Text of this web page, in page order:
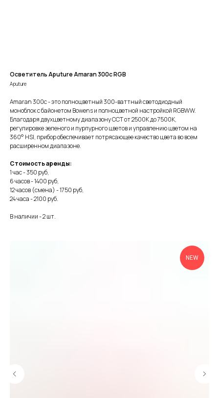
Осветитель Aputure Amaran 300c RGB
Aputure
Amaran 300c - это полноцветный 300-ваттный светодиодный
моноблок с байонетом Bowens и полноцветной настройкой RGBWW.
Благодаря двухцветному диапазону CCT от 2500K до 7500K,
регулировке зеленого и пурпурного цветов и управлению цветом на
360° HSI, прибор обеспечивает потрясающее качество цвета во всем
расширенном диапазоне.
Стоимость аренды:
1 час - 350 руб,
6 часов - 1400 руб,
12 часов (смена) - 1750 руб,
24 часа - 2100 руб.
В наличии - 2 шт.
NEW